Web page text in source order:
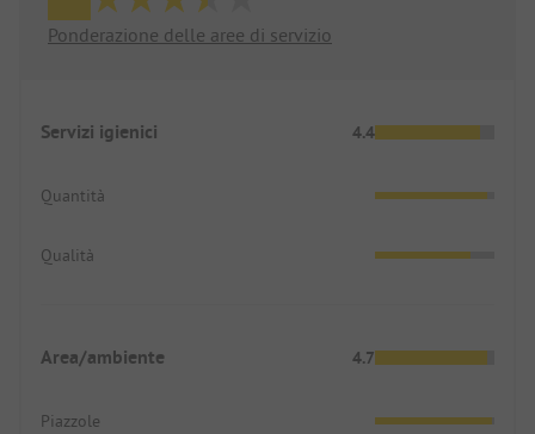
Ponderazione delle aree di servizio
Servizi igienici 4.4
Quantità
Qualità
Area/ambiente 4.7
Piazzole